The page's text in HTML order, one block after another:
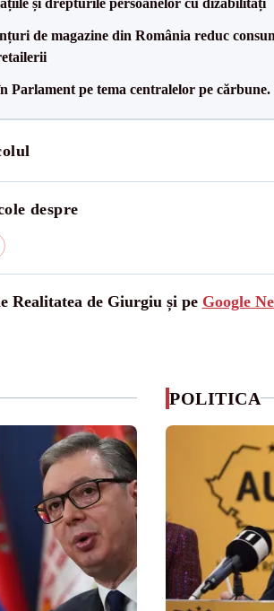
de magazine din România reduc
Parlament pe tema centralelor pe
despre
Realitatea de Giurgiu și pe Google
POLITICA